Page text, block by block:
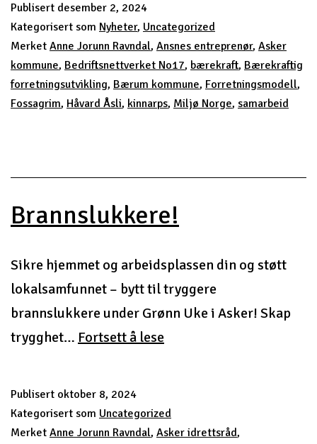
nødvendigvis
godt…
Publisert desember 2, 2024
Kategorisert som Nyheter, Uncategorized
Merket Anne Jorunn Ravndal, Ansnes entreprenør, Asker
kommune, Bedriftsnettverket No17, bærekraft, Bærekraftig
forretningsutvikling, Bærum kommune, Forretningsmodell,
Fossagrim, Håvard Åsli, kinnarps, Miljø Norge, samarbeid
Brannslukkere!
Sikre hjemmet og arbeidsplassen din og støtt
lokalsamfunnet – bytt til tryggere
brannslukkere under Grønn Uke i Asker! Skap
trygghet… Fortsett å leseBrannslukkere!
Publisert oktober 8, 2024
Kategorisert som Uncategorized
Merket Anne Jorunn Ravndal, Asker idrettsråd,